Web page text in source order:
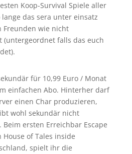
Koop-Survival Spiele aller
das sera unter einsatz
Freunden wie nicht
(untergeordnet falls das euch
für 10,99 Euro / Monat
einfachen Abo. Hinterher darf
einen Char produzieren,
wohl sekundär nicht
ersten Erreichbar Escape
of Tales inside
spielt ihr die